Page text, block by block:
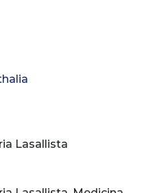
Lasallista